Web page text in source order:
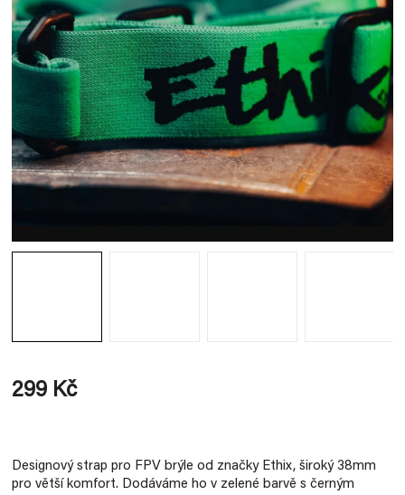
299 Kč
Designový strap pro FPV brýle od značky Ethix, široký 38mm
pro větší komfort. Dodáváme ho v zelené barvě s černým